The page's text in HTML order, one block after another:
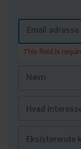
This field is